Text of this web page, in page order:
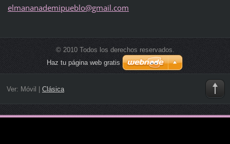
elmananademipueblo@gmail.com
© 2010 Todos los derechos reservados.
Haz tu página web gratis
Ver: Móvil Clásica